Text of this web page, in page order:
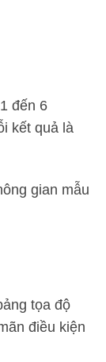
đến 6
kết quả là
gian mẫu
tọa độ
điều kiện